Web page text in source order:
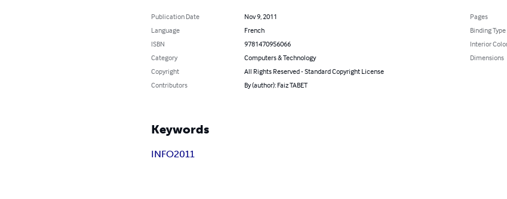
Publication Date
Nov 9, 2011
Language
French
ISBN
9781470956066
Category
Computers & Technology
Copyright
All Rights Reserved - Standard Copyright License
Contributors
By (author): Faiz TABET
Pages
Binding Type
Interior
Dimensions
Keywords
INFO2011